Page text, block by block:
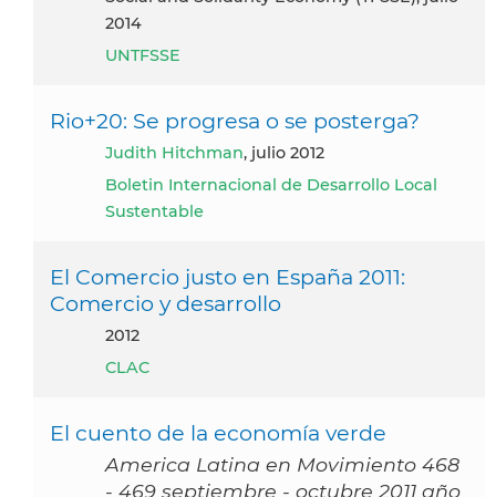
2014
UNTFSSE
Rio+20: Se progresa o se posterga?
Judith Hitchman, julio 2012
Boletin Internacional de Desarrollo Local
Sustentable
El Comercio justo en España 2011:
Comercio y desarrollo
2012
CLAC
El cuento de la economía verde
America Latina en Movimiento 468
- 469 septiembre - octubre 2011 año